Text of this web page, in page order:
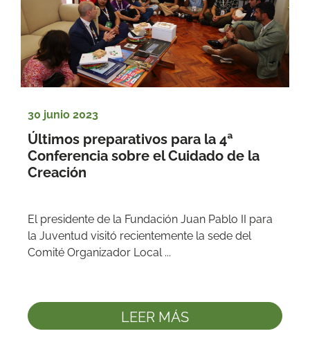
30 junio 2023
Últimos preparativos para la 4ª
Conferencia sobre el Cuidado de la
Creación
El presidente de la Fundación Juan Pablo II para
la Juventud visitó recientemente la sede del
Comité Organizador Local ...
LEER MÁS